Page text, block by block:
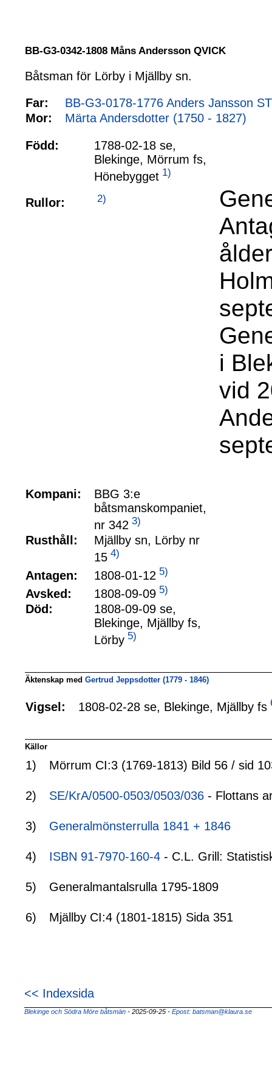
BB-G3-0342-1808 Måns Andersson QVICK
Båtsman för Lörby i Mjällby sn.
Far:
BB-G3-0178-1776 Anders Jansson
Mor:
Märta Andersdotter (1750 - 1827)
Född:
1788-02-18 se,
Blekinge, Mörrum fs,
Hönebygget 1)
Rullor: 2)
i
vid
Kompani:
BBG 3:e
båtsmanskompaniet,
nr 342 3)
Rusthåll:
Mjällby sn, Lörby nr
15 4)
Antagen: 1808-01-12 5)
Avsked: 1808-09-09 5)
Död:
1808-09-09 se,
Blekinge, Mjällby fs,
Lörby 5)
Äktenskap med Gertrud Jeppsdotter (1779 - 1846)
Vigsel: 1808-02-28 se, Blekinge, Mjällby fs
Källor
1) Mörrum CI:3 (1769-1813) Bild 56 / sid
2) SE/KrA/0500-0503/0503/036 - Flottans
3) Generalmönsterrulla 1841 + 1846
4) ISBN 91-7970-160-4 - C.L. Grill:
5) Generalmantalsrulla 1795-1809
6) Mjällby CI:4 (1801-1815) Sida 351
<< Indexsida
Blekinge och Södra Möre båtsmän - 2025-09-25 - Epost: batsman@klaura.se